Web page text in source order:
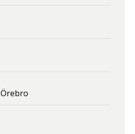
Örebro